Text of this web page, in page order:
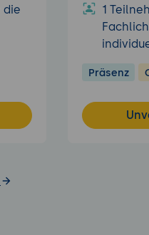
die
1
Präsenz